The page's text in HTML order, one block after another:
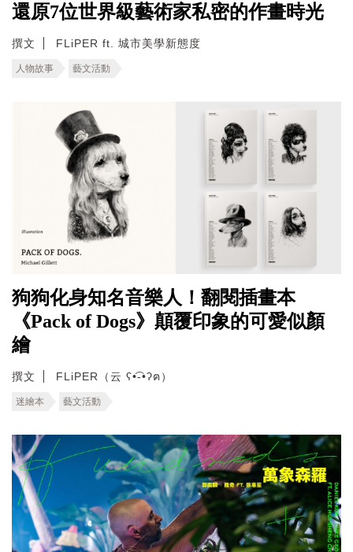
還原7位世界級藝術家私密的作畫時光
撰文 FLiPER ft. 城市美學新態度
人物故事 藝文活動
狗狗化身知名音樂人！翻閱插畫本
《Pack of Dogs》顛覆印象的可愛似顏
繪
撰文 FLiPER（云 ʕ•͡-•ʔฅ）
迷繪本 藝文活動